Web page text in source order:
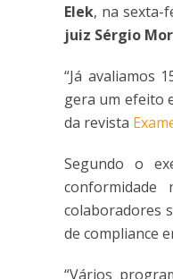
Elek, na sexta-
juiz Sérgio
“Já avaliamos
gera um efeito
da revista
Segundo o
colaboradores
de compliance
“Vários